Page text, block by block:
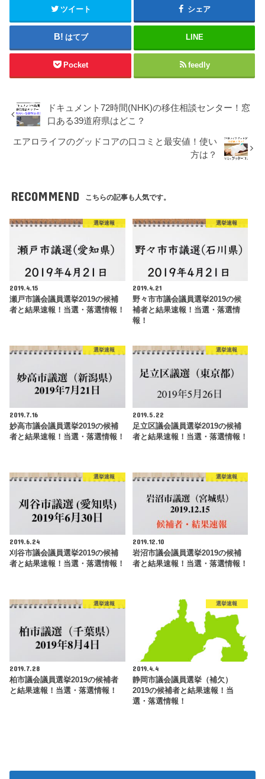
ツイート シェア
はてブ LINE
Pocket feedly
ドキュメント72時間(NHK)の移住相談センター！窓
口ある39道府県はどこ？
エアロライフのグッドコアの口コミと最安値！使い
方は？
RECOMMEND こちらの記事も人気です。
選挙速報
2019.4.15
瀬戸市議会議員選挙2019の候補
者と結果速報！当選・落選情報！
選挙速報
2019.4.21
野々市市議会議員選挙2019の候
補者と結果速報！当選・落選情
報！
選挙速報
2019.7.16
妙高市議会議員選挙2019の候補
者と結果速報！当選・落選情報！
選挙速報
2019.5.22
足立区議会議員選挙2019の候補
者と結果速報！当選・落選情報！
選挙速報
2019.6.24
刈谷市議会議員選挙2019の候補
者と結果速報！当選・落選情報！
選挙速報
2019.12.10
岩沼市議会議員選挙2019の候補
者と結果速報！当選・落選情報！
選挙速報
2019.7.28
柏市議会議員選挙2019の候補者
と結果速報！当選・落選情報！
選挙速報
2019.4.4
静岡市議会議員選挙（補欠）
2019の候補者と結果速報！当
選・落選情報！